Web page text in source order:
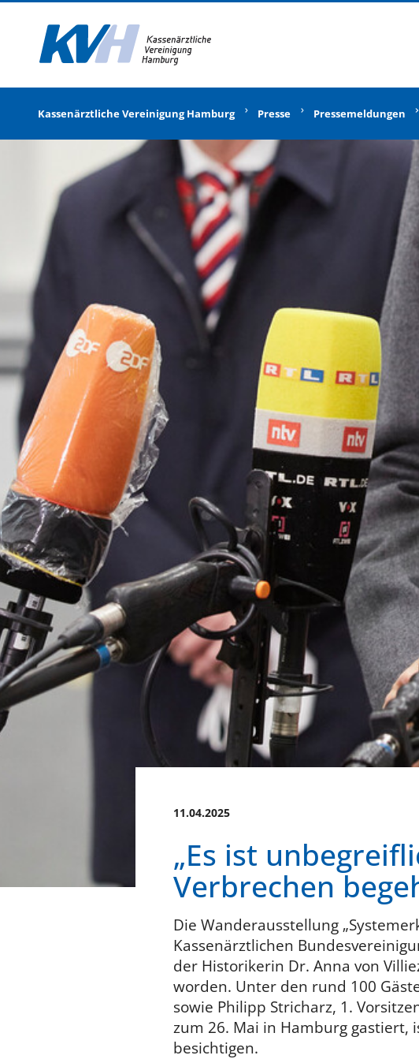
Kassenärztliche Vereinigung Hamburg Presse Pressemeldungen
11.04.2025
„Es ist
Verbrechen
Die Wanderausstellung
Kassenärztlichen
der Historikerin Dr. Anna von
worden. Unter den rund 100
sowie Philipp Stricharz, 1.
zum 26. Mai in Hamburg gastiert,
besichtigen.